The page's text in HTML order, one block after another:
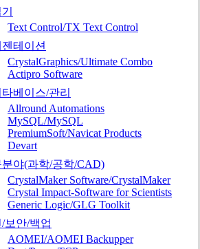
Text Control/TX Text Control
테이션
CrystalGraphics/Ultimate Combo
Actipro Software
베이스/관리
Allround Automations
MySQL/MySQL
PremiumSoft/Navicat Products
Devart
분야(과학/공학/CAD)
CrystalMaker Software/CrystalMaker
Crystal Impact-Software for Scientists
Generic Logic/GLG Toolkit
보안/백업
AOMEI/AOMEI Backupper